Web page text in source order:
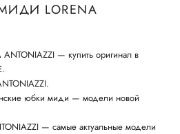
LORENA
— купить оригинал в
юбки миди — модели новой
— самые актуальные модели